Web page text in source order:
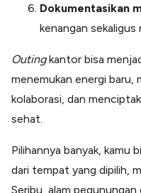
Dokumentasikan
kenangan
Outingkantor bisa
menemukan energi baru,
kolaborasi, dan
sehat.
Pilihannya banyak, kamu
dari tempat yang dipilih,
Seribu, alam pegunungan